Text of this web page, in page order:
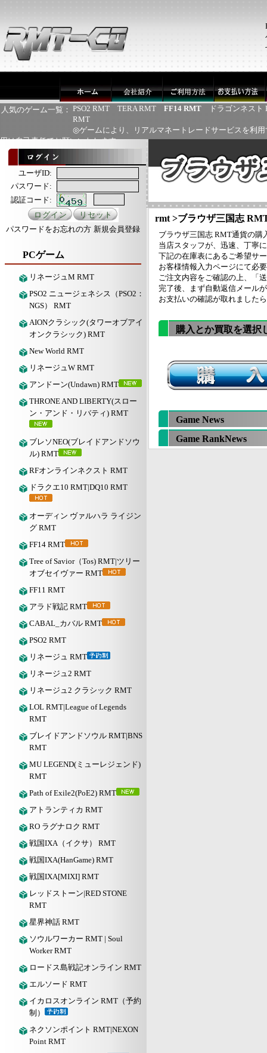
人気のゲーム一覧： PSO2 RMT TERA RMT FF14 RMT
ドラゴンネスト
RMT
◎ゲームにより、リアルマネートレードサービスを利
用は自己責任でお願いいたします
ユーザID:
パスワード:
認証コード:
パスワードをお忘れの方 新規会員登録
PCゲーム
リネージュM RMT
PSO2 ニュージェネシス（PSO2：
NGS） RMT
AIONクラシック(タワーオブアイ
オンクラシック) RMT
New World RMT
リネージュW RMT
アンドーン(Undawn) RMT
THRONE AND LIBERTY(スロー
ン・アンド・リバティ) RMT
ブレソNEO(ブレイドアンドソウ
ル) RMT
RFオンラインネクスト RMT
ドラクエ10 RMT|DQ10 RMT
オーディン ヴァルハラ ライジン
グ RMT
FF14 RMT
Tree of Savior（Tos) RMT|ツリー
オブセイヴァー RMT
FF11 RMT
アラド戦記 RMT
CABAL_カバル RMT
PSO2 RMT
リネージュ RMT
リネージュ2 RMT
リネージュ2 クラシック RMT
LOL RMT|League of Legends
RMT
ブレイドアンドソウル RMT|BNS
RMT
MU LEGEND(ミューレジェンド)
RMT
Path of Exile2(PoE2) RMT
アトランティカ RMT
RO ラグナロク RMT
戦国IXA（イクサ） RMT
戦国IXA(HanGame) RMT
戦国IXA[MIXI] RMT
レッドストーン|RED STONE
RMT
星界神話 RMT
ソウルワーカー RMT | Soul
Worker RMT
ロードス島戦記オンライン RMT
エルソード RMT
イカロスオンライン RMT（予約
制）
ネクソンポイント RMT|NEXON
Point RMT
rmt >ブラウザ三国志
ブラウザ三国志 RMT通貨の購
当店スタッフが、迅速、丁寧
下記の在庫表にあるご希望サ
お客様情報入力ページにて必
ご注文内容をご確認の上、「
完了後、まず自動返信メール
お支払いの確認が取れました
購入とか買取を選択
Game News
Game RankNews